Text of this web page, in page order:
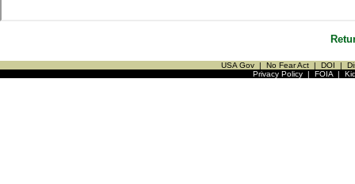
USA Gov | No Fear Act | DOI |
Privacy Policy| FOIA|